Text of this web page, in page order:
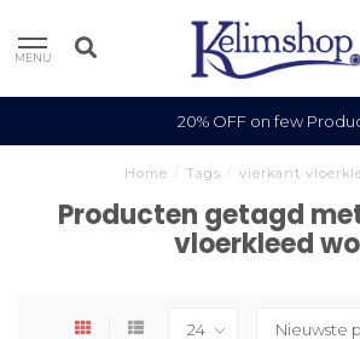
MENU
20% OFF on few
Home Tags vierkant
Producten getagd
vloerkleed